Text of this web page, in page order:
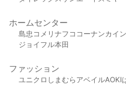
ホームセンター
島忠 コメリ ナフコ コーナンカイ
ジョイフル本田
ファッション
ユニクロ しまむら アベイルAOKI